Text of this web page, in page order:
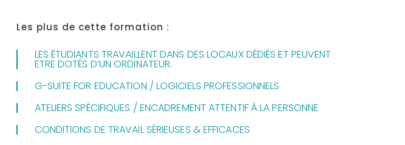
Les plus de cette formation :
LES ÉTUDIANTS TRAVAILLENT DANS DES LOCAUX DÉDIÉS ET PEUVENT
ETRE DOTÉS D’UN ORDINATEUR.
G-SUITE FOR EDUCATION / LOGICIELS PROFESSIONNELS
ATELIERS SPÉCIFIQUES / ENCADREMENT ATTENTIF À LA PERSONNE
CONDITIONS DE TRAVAIL SÉRIEUSES & EFFICACES